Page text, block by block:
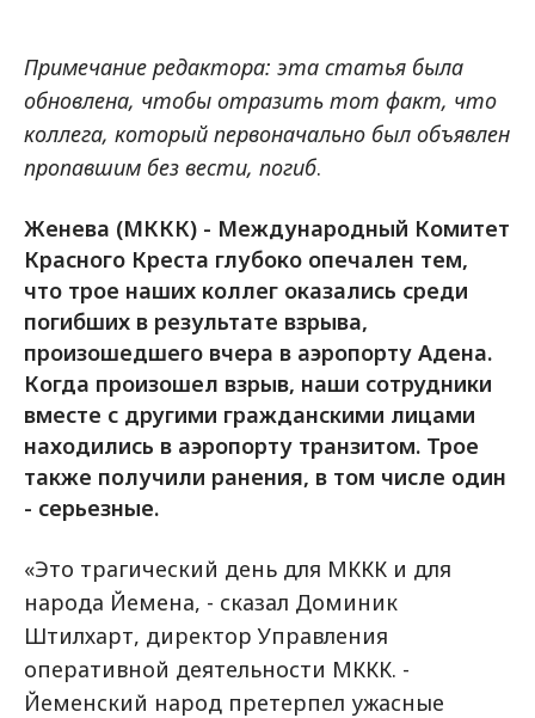
Примечание редактора: эта статья была
обновлена, чтобы отразить тот факт, что
коллега, который первоначально был объявлен
пропавшим без вести, погиб.
Женева (МККК) - Международный Комитет
Красного Креста глубоко опечален тем,
что трое наших коллег оказались среди
погибших в результате взрыва,
произошедшего вчера в аэропорту Адена.
Когда произошел взрыв, наши сотрудники
вместе с другими гражданскими лицами
находились в аэропорту транзитом. Трое
также получили ранения, в том числе один
- серьезные.
«Это трагический день для МККК и для
народа Йемена, - сказал Доминик
Штилхарт, директор Управления
оперативной деятельности МККК. -
Йеменский народ претерпел ужасные